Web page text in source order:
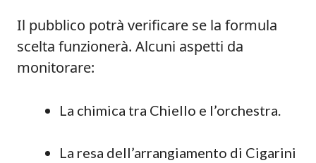
Il pubblico potrà verificare se la formula
scelta funzionerà. Alcuni aspetti da
monitorare:
La chimica tra Chiello e l’orchestra.
La resa dell’arrangiamento di Cigarini